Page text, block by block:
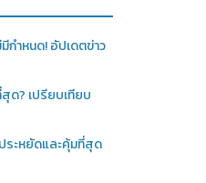
กำหนด! อัปเดตข่าว
ด? เปรียบเทียบ
ประหยัดและคุ้มที่สุด